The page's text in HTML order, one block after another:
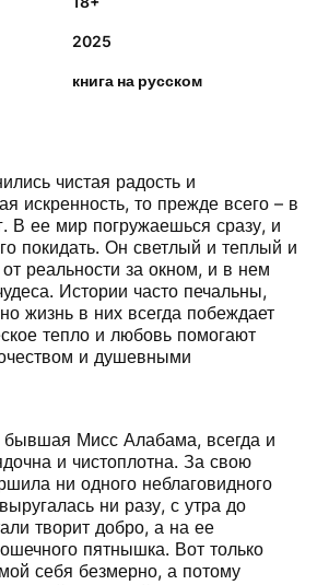
2025
книга на русском
чистая радость и
искренность, то прежде всего – в
В ее мир погружаешься сразу, и
покидать. Он светлый и теплый и
реальности за окном, и в нем
Истории часто печальны,
жизнь в них всегда побеждает
тепло и любовь помогают
и душевными
бывшая Мисс Алабама, всегда и
и чистоплотна. За свою
ни одного неблаговидного
ни разу, с утра до
творит добро, а на ее
пятнышка. Вот только
себя безмерно, а потому